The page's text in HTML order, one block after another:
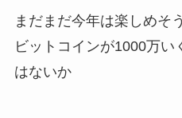
まだまだ今年は楽しめそ
ビットコインが1000万
はないか